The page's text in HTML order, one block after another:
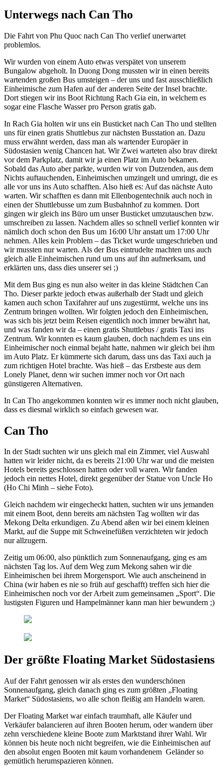
Unterwegs nach Can Tho
Die Fahrt von Phu Quoc nach Can Tho verlief unerwartet
problemlos.
Wir wurden von einem Auto etwas verspätet von unserem
Bungalow abgeholt. In Duong Dong mussten wir in einen bereits
wartenden großen Bus umsteigen – der uns und fast ausschließlich
Einheimische zum Hafen auf der anderen Seite der Insel brachte.
Dort stiegen wir ins Boot Richtung Rach Gia ein, in welchem es
sogar eine Flasche Wasser pro Person gratis gab.
In Rach Gia holten wir uns ein Busticket nach Can Tho und stellten
uns für einen gratis Shuttlebus zur nächsten Busstation an. Dazu
muss erwähnt werden, dass man als wartender Europäer in
Südostasien wenig Chancen hat. Wir Zwei warteten also brav direkt
vor dem Parkplatz, damit wir ja einen Platz im Auto bekamen.
Sobald das Auto aber parkte, wurden wir von Dutzenden, aus dem
Nichts auftauchenden, Einheimischen umzingelt und umringt, die es
alle vor uns ins Auto schafften. Also hieß es: Auf das nächste Auto
warten. Wir schafften es dann mit Ellenbogentechnik auch noch in
einen der Shuttlebusse um zum Busbahnhof zu kommen. Dort
gingen wir gleich ins Büro um unser Busticket umzutauschen bzw.
umschreiben zu lassen. Nachdem alles so schnell verlief konnten wir
nämlich doch schon den Bus um 16:00 Uhr anstatt um 17:00 Uhr
nehmen. Alles kein Problem – das Ticket wurde umgeschrieben und
wir mussten nur warten. Als der Bus eintrudelte machten uns auch
gleich alle Einheimischen rund um uns auf ihn aufmerksam, und
erklärten uns, dass dies unserer sei ;)
Mit dem Bus ging es nun also weiter in das kleine Städtchen Can
Tho. Dieser parkte jedoch etwas außerhalb der Stadt und gleich
kamen auch schon Taxifahrer auf uns zugestürmt, welche uns ins
Zentrum bringen wollten. Wir folgten jedoch den Einheimischen,
was sich bis jetzt beim Reisen eigentlich noch immer bewährt hat,
und was fanden wir da – einen gratis Shuttlebus / gratis Taxi ins
Zentrum. Wir konnten es kaum glauben, doch nachdem es uns ein
Einheimischer noch einmal bejaht hatte, nahmen wir gleich bei ihm
im Auto Platz. Er kümmerte sich darum, dass uns das Taxi auch ja
zum richtigen Hotel brachte. Was hieß – das Erstbeste aus dem
Lonely Planet, denn wir suchen immer noch vor Ort nach
günstigeren Alternativen.
In Can Tho angekommen konnten wir es immer noch nicht glauben,
dass es diesmal wirklich so einfach gewesen war.
Can Tho
In der Stadt suchten wir uns gleich mal ein Zimmer, viel Auswahl
hatten wir leider nicht, da es bereits 21:00 Uhr war und die meisten
Hotels bereits geschlossen hatten oder voll waren. Wir fanden
jedoch ein nettes Hotel, direkt gegenüber der Statue von Uncle Ho
(Ho Chi Minh – siehe Foto).
Gleich nachdem wir eingecheckt hatten, suchten wir uns jemanden
mit einem Boot, denn bereits am nächsten Tag wollten wir das
Mekong Delta erkundigen. Zu Abend aßen wir bei einem kleinen
Markt, auf die Suppe mit Schweinefüßen verzichteten wir jedoch
nur allzugern.
Zeitig um 06:00, also pünktlich zum Sonnenaufgang, ging es am
nächsten Tag los. Auf dem Weg zum Mekong sahen wir die
Einheimischen bei ihrem Morgensport. Wie auch anscheinend in
China (wir haben es nie so früh auf geschafft) treffen sich hier die
Einheimischen noch vor der Arbeit zum gemeinsamen „Sport“. Die
lustigsten Figuren und Hampelmänner kann man hier bewundern ;)
Der größte Floating Market Südostasiens
Auf der Fahrt genossen wir als erstes den wunderschönen
Sonnenaufgang, gleich danach ging es zum größten „Floating
Market“ Südostasiens, wo alle schon fleißig am Handeln waren.
Der Floating Market war einfach traumhaft, alle Käufer und
Verkäufer balancieren auf ihren Booten herum, oder wandern über
zehn verschiedene kleine Boote zum Marktstand ihrer Wahl. Wir
können bis heute noch nicht begreifen, wie die Einheimischen auf
den absolut engen Booten mit kaum vorhandenem Geländer so
gemütlich herumspazieren können.